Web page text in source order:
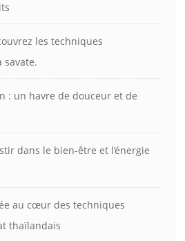
les techniques
savate.
: un havre de douceur et de
dans le bien-être et l’énergie
au cœur des techniques
thaïlandais